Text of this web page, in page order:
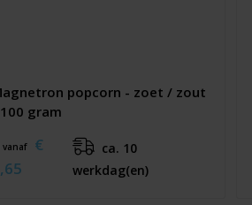
popcorn - zoet / zout
gram
vanaf
€
ca. 10
werkdag(en)